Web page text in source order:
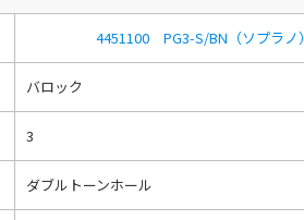
4451100 PG3-S/BN（ソプラノ）
バロック
3
ダブルトーンホール